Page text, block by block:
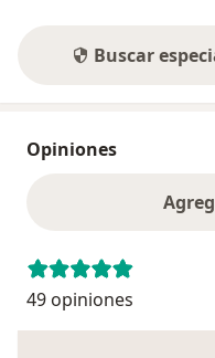
Buscar
Opiniones
49 opiniones